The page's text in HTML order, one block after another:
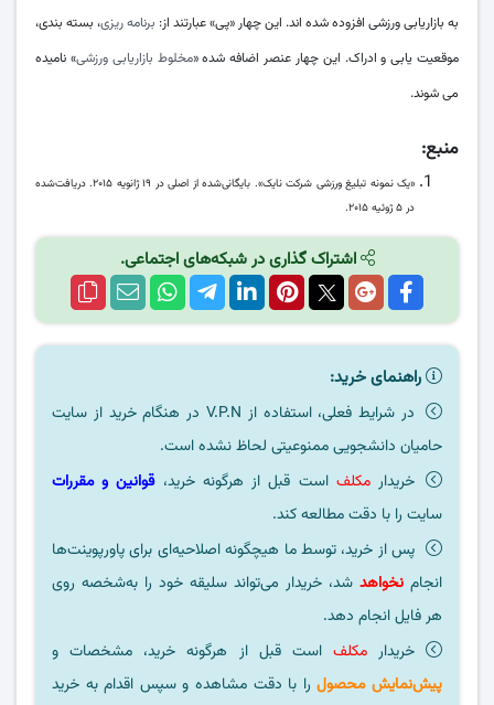
به بازاریابی ورزشی افزوده شده‌ اند. این چهار «پی» عبارتند از: برنامه ریزی، بسته بندی،
موقعیت یابی و ادراک. این چهار عنصر اضافه شده «مخلوط بازاریابی ورزشی» نامیده
می‌ شوند.
منبع:
«یک نمونه تبلیغ ورزشی شرکت نایک». بایگانی‌شده از اصلی در ۱۹ ژانویه ۲۰۱۵. دریافت‌شده
در ۵ ژوئیه ۲۰۱۵.
اشتراک گذاری در شبکه‌های اجتماعی.
راهنمای خرید:
در شرایط فعلی، استفاده از V.P.N در هنگام خرید از سایت
حامیان دانشجویی ممنوعیتی لحاظ نشده است.
خریدارمکلف است قبل از هرگونه خرید،قوانین و مقررات
سایت را با دقت مطالعه کند.
پس از خرید، توسط ما هیچگونه اصلاحیه‌ای برای پاورپوینت‌ها
انجام نخواهد شد، خریدار می‌تواند سلیقه خود را به‌شخصه روی
هر فایل انجام دهد.
خریدارمکلف است قبل از هرگونه خرید، مشخصات و
پیش‌نمایش محصولرا با دقت مشاهده و سپس اقدام به خرید